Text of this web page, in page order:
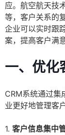
应。航空航天技
等，客户关系的
企业可以实时跟
案，提高客户满
一、优化
CRM系统通过集
业更好地管理客
1. 客户信息集中